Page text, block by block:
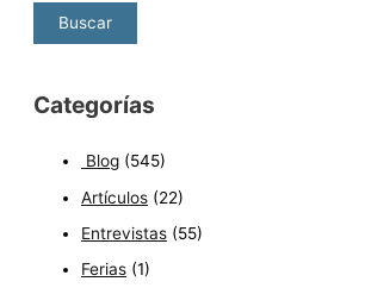
Categorías
Blog (545)
Artículos (22)
Entrevistas (55)
Ferias (1)